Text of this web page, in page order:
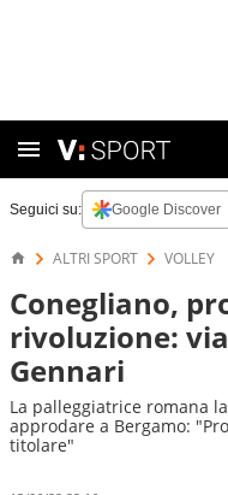
Seguici su: Google Discover
ALTRI SPORT VOLLEY
Conegliano,
rivoluzione:
Gennari
La palleggiatrice romana
approdare a Bergamo:
titolare"